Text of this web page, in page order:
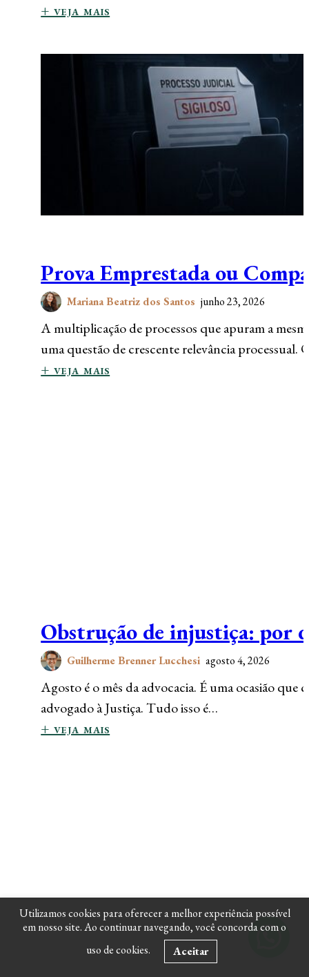
+ veja mais
Prova Emprestada ou
Mariana Beatriz dos Santos junho 23, 2026
A multiplicação de processos que apuram a
uma questão de crescente relevância processual.
+ veja mais
Obstrução de injustiça: por
Guilherme Brenner Lucchesi agosto 4, 2026
Agosto é o mês da advocacia. É uma ocasião
advogado à Justiça. Tudo isso é…
+ veja mais
Utilizamos cookies para oferecer a melhor experiência possível
em nosso site. Ao continuar navegando, você concorda com o
uso de cookies.
Aceitar